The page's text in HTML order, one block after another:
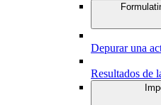
Depurar una
Resultados de